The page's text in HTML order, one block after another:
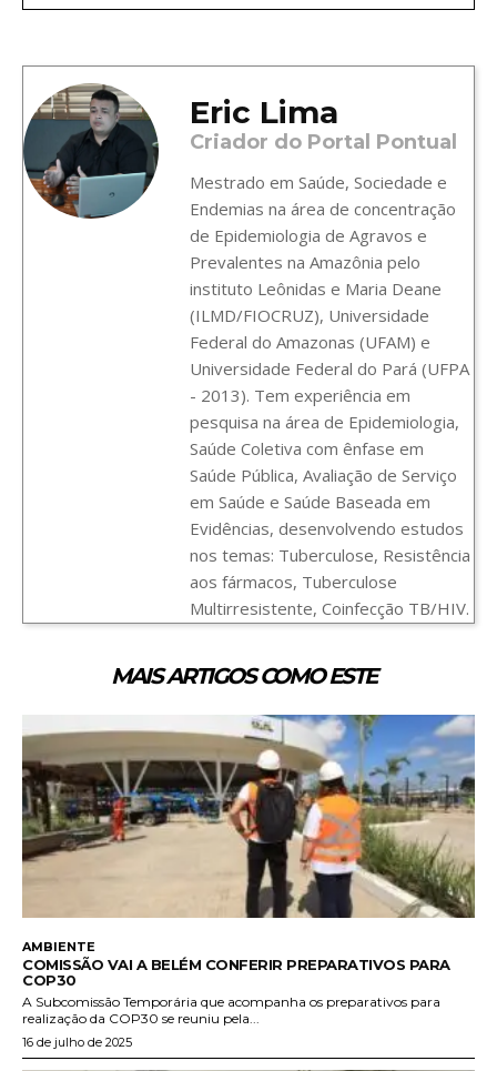
Eric Lima
Criador do Portal Pontual
Mestrado em Saúde, Sociedade e
Endemias na área de concentração
de Epidemiologia de Agravos e
Prevalentes na Amazônia pelo
instituto Leônidas e Maria Deane
(ILMD/FIOCRUZ), Universidade
Federal do Amazonas (UFAM) e
Universidade Federal do Pará (UFPA
- 2013). Tem experiência em
pesquisa na área de Epidemiologia,
Saúde Coletiva com ênfase em
Saúde Pública, Avaliação de Serviço
em Saúde e Saúde Baseada em
Evidências, desenvolvendo estudos
nos temas: Tuberculose, Resistência
aos fármacos, Tuberculose
Multirresistente, Coinfecção TB/HIV.
MAIS ARTIGOS COMO ESTE
AMBIENTE
COMISSÃO VAI A BELÉM CONFERIR PREPARATIVOS PARA
COP30
A Subcomissão Temporária que acompanha os preparativos para
realização da COP30 se reuniu pela...
16 de julho de 2025